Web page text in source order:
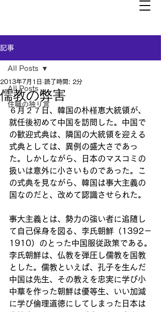
記事
All Posts
住職の独り言
All Posts
儒教の弊害
2013年7月1日 読了時間: 2分
６月２７日、韓国の朴槿恵大統領が、
就任後初めて中国を訪問した。中国で
の歓迎式典は、隣国の大統領を迎える
式典としては、異例の盛大さであっ
た。しかしながら、日本のマスコミの
扱いは意外に小さいものであった。こ
の式典を見ながら、韓国は事大主義の
国なのだと、改めて認識させられた。
事大主義とは、勢力の強い者に追随し
て自己保身を図る、李氏朝鮮（1392－
1910）のとった中国服従政策である。
李氏朝鮮は、仏教を弾圧し儒教を国教
とした。儒教といえば、孔子を生んだ
中国は先生、その教えを忠実に学び小
中華を作った朝鮮は優等生、いい加減
に学び倫理道徳にしてしまった日本は